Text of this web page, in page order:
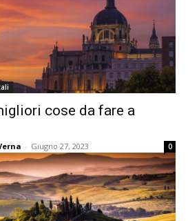
cose da fare a
- Giugno 27, 2023 0